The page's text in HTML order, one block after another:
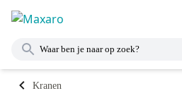
Kranen